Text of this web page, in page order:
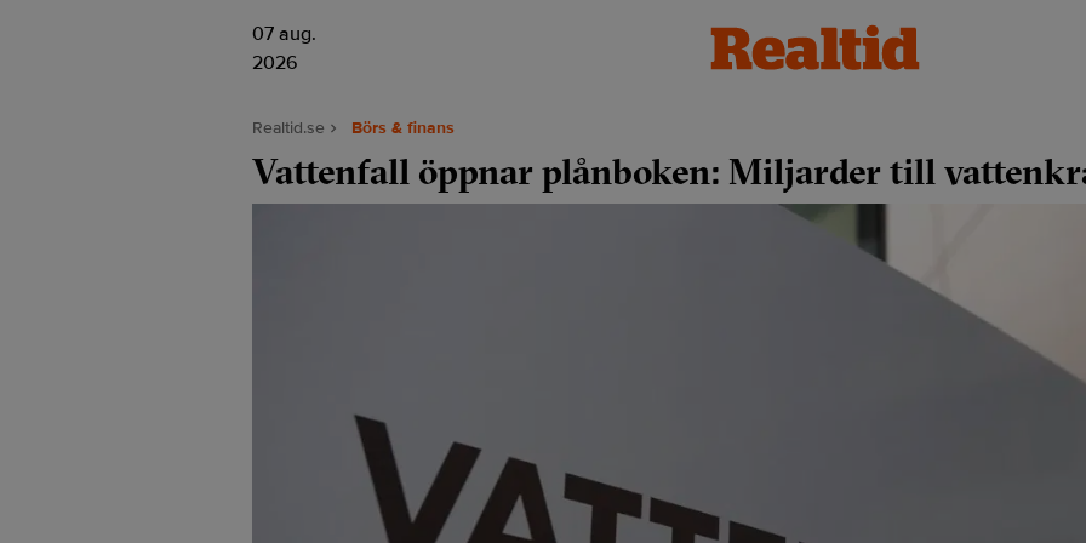
07 aug.
2026
Realtid.se Börs & finans
Vattenfall öppnar plånboken: Miljarder till